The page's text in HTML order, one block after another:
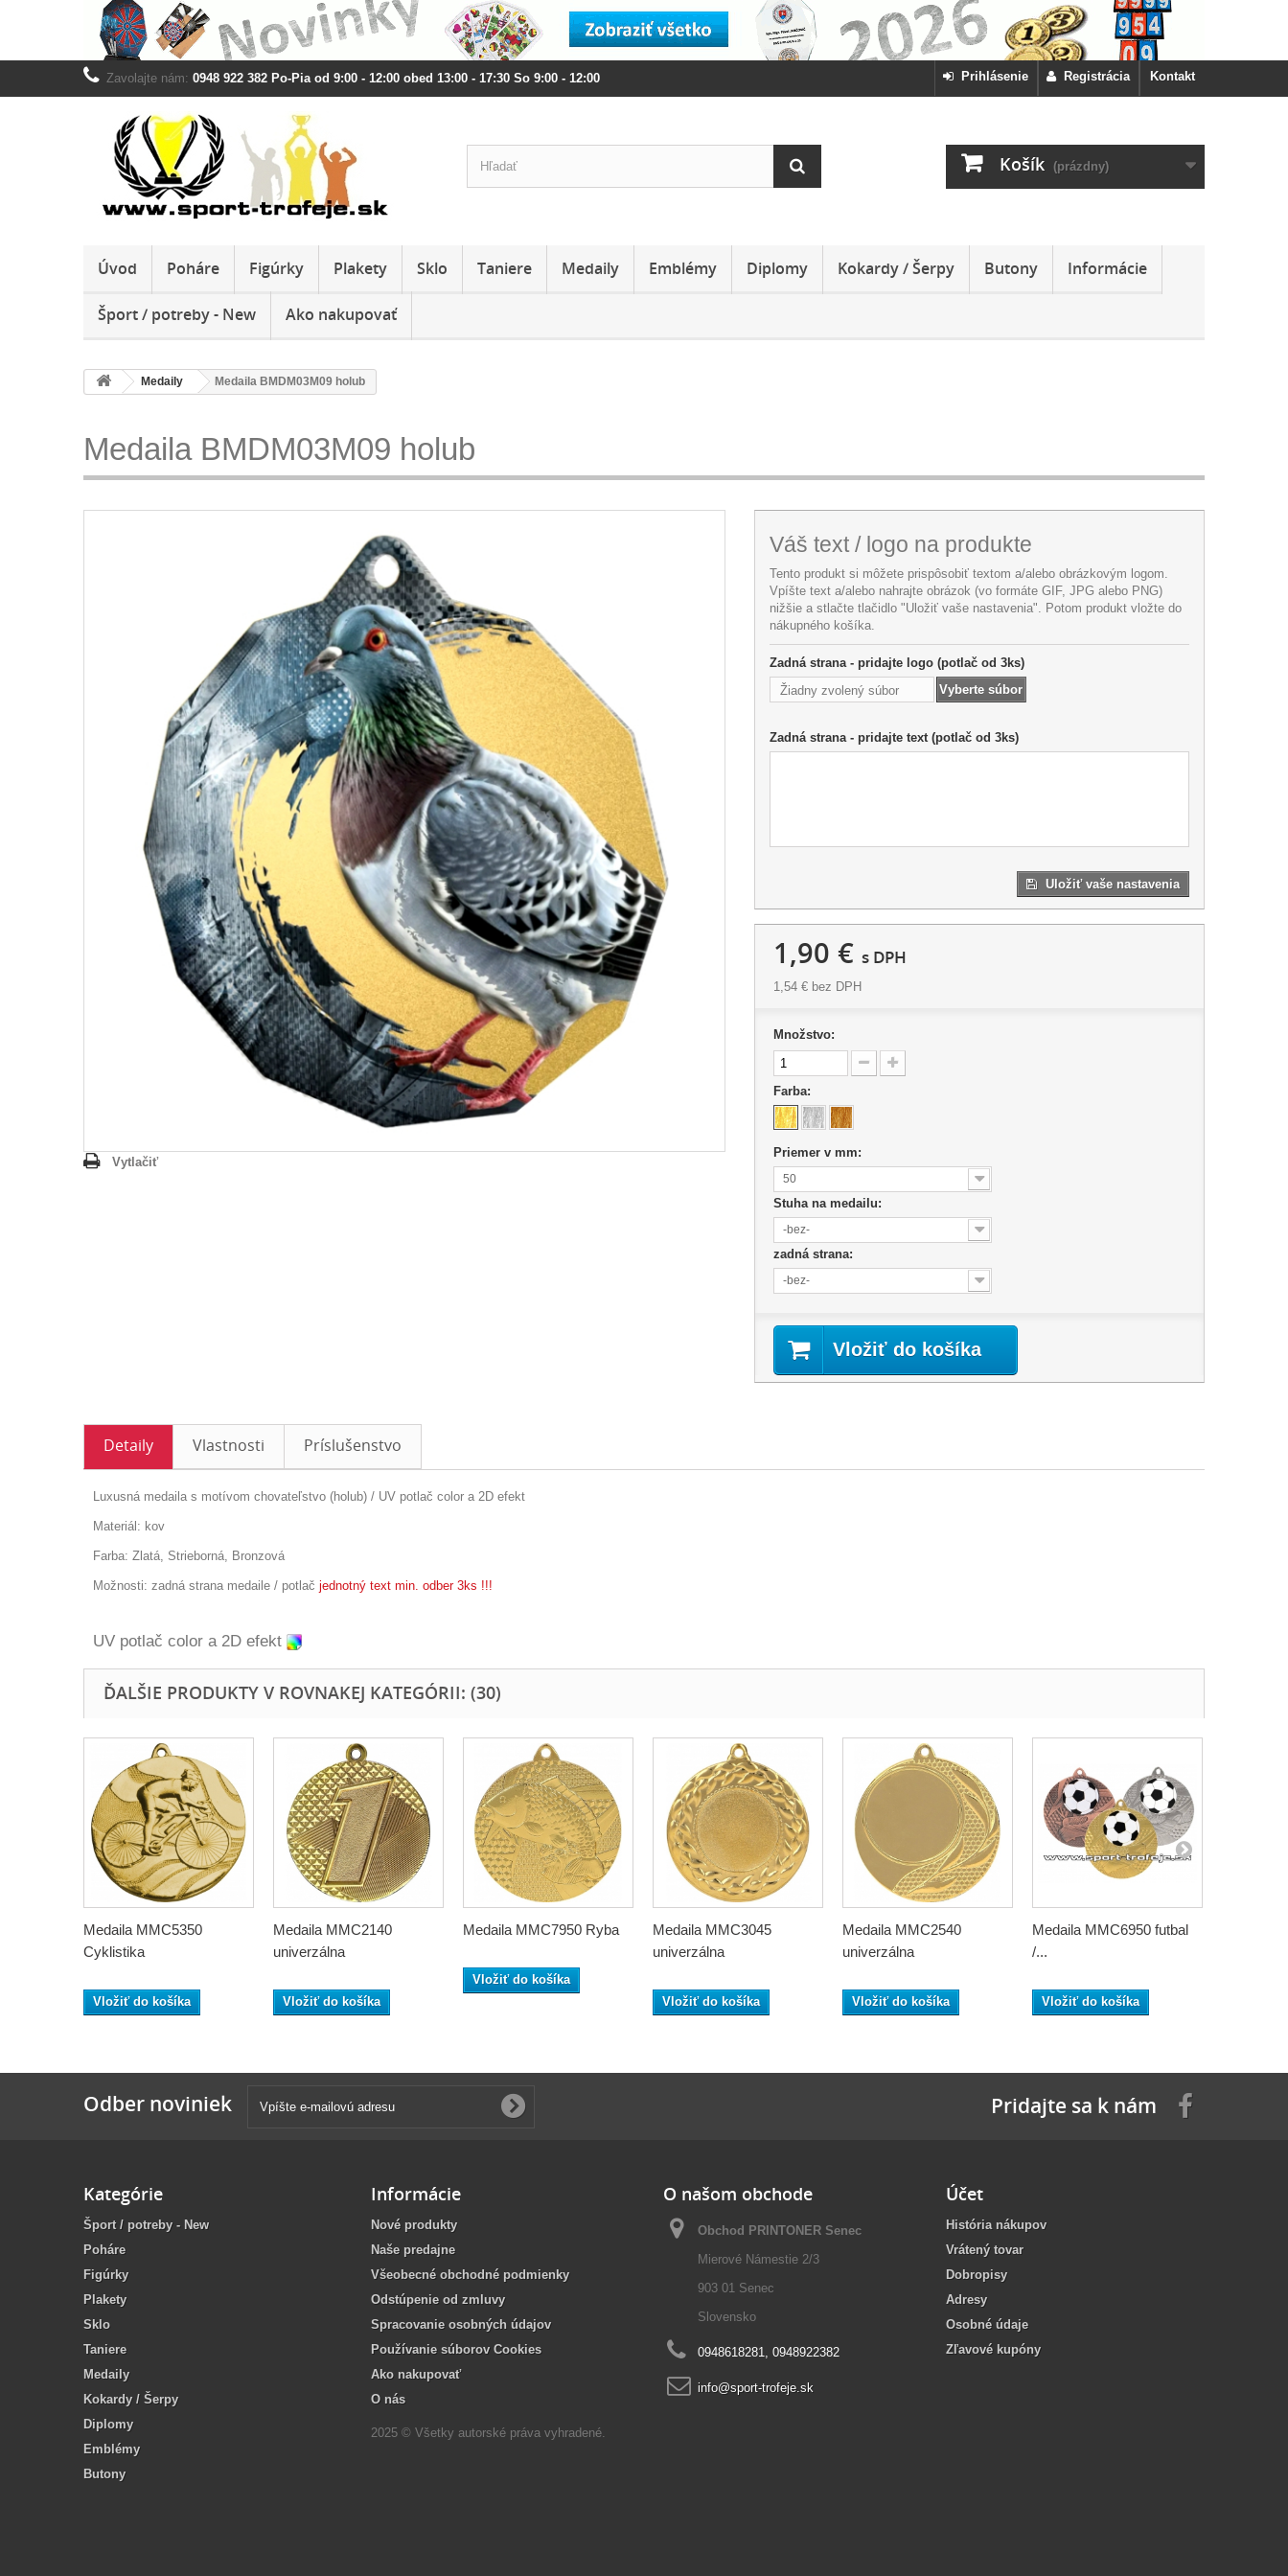
Kontakt
Zavolajte nám: 0948 922 382 Po-Pia od 9:00 - 12:00 obed 13:00 - 17:30 So 9:00 - 12:00 Registrácia
Prihlásenie
Košík (prázdny)
Úvod Poháre Figúrky Plakety Sklo Taniere Medaily Emblémy Diplomy Kokardy / Šerpy Butony Informácie
Šport / potreby - New Ako nakupovať
Medaily Medaila BMDM03M09 holub
Medaila BMDM03M09 holub
Vytlačiť
Váš text / logo na produkte
Tento produkt si môžete prispôsobiť textom a/alebo obrázkovým logom.
Vpíšte text a/alebo nahrajte obrázok (vo formáte GIF, JPG alebo PNG)
nižšie a stlačte tlačidlo "Uložiť vaše nastavenia". Potom produkt vložte do
nákupného košíka.
Zadná strana - pridajte logo (potlač od 3ks)
Žiadny zvolený súbor
Vyberte súbor
Zadná strana - pridajte text (potlač od 3ks)
Uložiť vaše nastavenia
1,90 € s DPH
1,54 €bez DPH
Množstvo:
Farba:
Priemer v mm:
50
Stuha na medailu:
-bez-
zadná strana:
-bez-
Vložiť do košíka
Detaily Vlastnosti Príslušenstvo
Luxusná medaila s motívom chovateľstvo (holub) / UV potlač color a 2D efekt
Materiál: kov
Farba: Zlatá, Strieborná, Bronzová
Možnosti: zadná strana medaile / potlač jednotný text min. odber 3ks !!!
UV potlač color a 2D efekt
ĎALŠIE PRODUKTY V ROVNAKEJ KATEGÓRII: (30)
Medaila MMC5350
Cyklistika
Vložiť do košíka
Medaila MMC2140
univerzálna
Vložiť do košíka
Medaila MMC7950 Ryba
Vložiť do košíka
Medaila MMC3045
univerzálna
Vložiť do košíka
Medaila MMC2540
univerzálna
Vložiť do košíka
Medaila MMC6950 futbal
/...
Vložiť do košíka
Odber noviniek Pridajte sa k nám
Kategórie
Šport / potreby - New
Poháre
Figúrky
Plakety
Sklo
Taniere
Medaily
Kokardy / Šerpy
Diplomy
Emblémy
Butony
Informácie
Nové produkty
Naše predajne
Všeobecné obchodné podmienky
Odstúpenie od zmluvy
Spracovanie osobných údajov
Používanie súborov Cookies
Ako nakupovať
O nás
2025 © Všetky autorské práva vyhradené.
O našom obchode
Obchod PRINTONER Senec
Mierové Námestie 2/3
903 01 Senec
Slovensko
0948618281, 0948922382
info@sport-trofeje.sk
Účet
História nákupov
Vrátený tovar
Dobropisy
Adresy
Osobné údaje
Zľavové kupóny